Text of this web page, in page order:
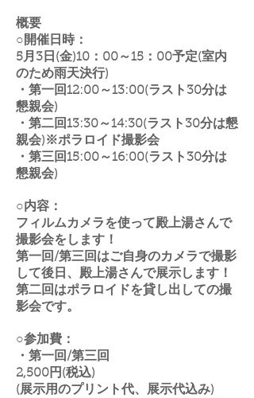
概要
○開催日時：
5月3 日(金)10：00～15：00予定(室内
のため雨天決行)
・第一回12:00～13:00(ラスト30分は
懇親会)
・第二回13:30～14:30(ラスト30分は懇
親会)※ポラロイド撮影会
・第三回15:00～16:00(ラスト30分は
懇親会)
○内容：
フィルムカメラを使って殿上湯さんで
撮影会をします！
第一回/第三回はご自身のカメラで撮影
して後日、殿上湯さんで展示します！
​第二回はポラロイドを貸し出しての撮
影会です。
○参加費：
・第一回/第三回
2,500円(税込)
(展示用のプリント代、展示代込み)​